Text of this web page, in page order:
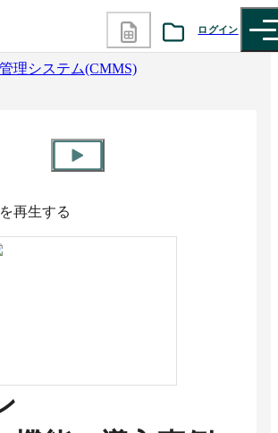
ログイン
理システム(CMMS)
再生する